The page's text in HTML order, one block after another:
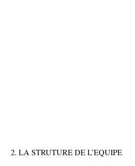
2. LA STRUTURE DE L’EQUIPE